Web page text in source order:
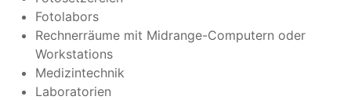
Fotolabors
Rechnerräume mit Midrange-Computern oder
Workstations
Medizintechnik
Laboratorien